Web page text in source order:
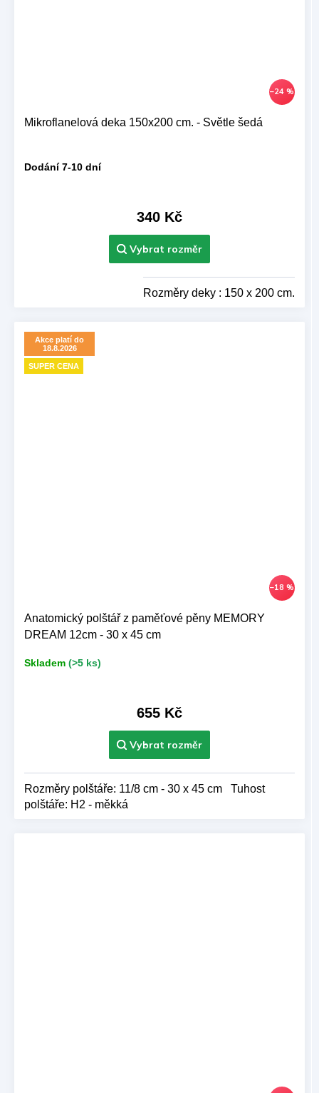
–24 %
Mikroflanelová deka 150x200 cm. - Světle šedá
Dodání 7-10 dní
340 Kč
Rozměry deky : 150 x 200 cm.
Akce platí do
18.8.2026
SUPER CENA
–18 %
Anatomický polštář z paměťové pěny MEMORY
DREAM 12cm - 30 x 45 cm
Skladem (>5 ks)
655 Kč
Rozměry polštáře: 11/8 cm - 30 x 45 cm Tuhost
polštáře: H2 - měkká